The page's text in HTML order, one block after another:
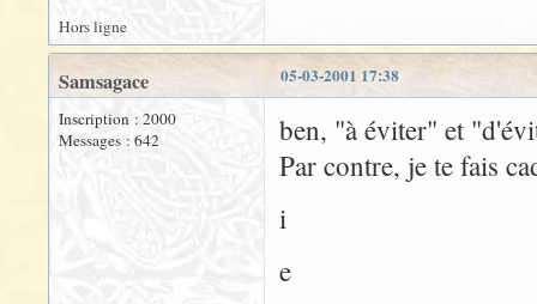
Hors ligne
05-03-2001 17:38
Samsagace
Inscription : 2000
Messages : 642
ben, "à éviter" et
Par contre, je te fais
i
e